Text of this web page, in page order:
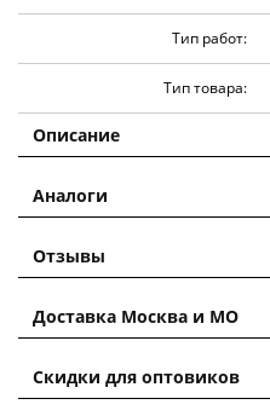
Тип работ:
Тип товара:
Описание
Аналоги
Отзывы
Доставка Москва и МО
Скидки для оптовиков